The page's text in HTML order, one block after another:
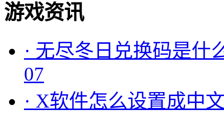
游戏资讯
· 无尽冬日兑换码是什
07
· X软件怎么设置成中